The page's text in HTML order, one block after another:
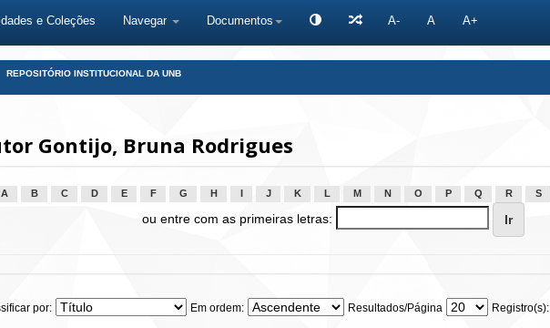
e Coleções Navegar Documentos A- A A+
REPOSITÓRIO INSTITUCIONAL DA UNB
Gontijo, Bruna Rodrigues
A B C D E F G H J K L M N O P Q R S
ou entre com as primeiras letras:
por: Em ordem: Resultados/Página Registro(s):